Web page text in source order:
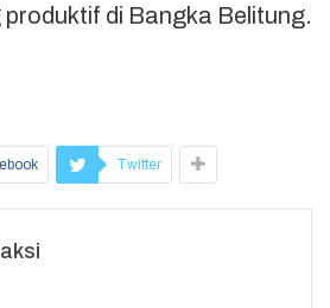
produktif di Bangka Belitung.
Twitter